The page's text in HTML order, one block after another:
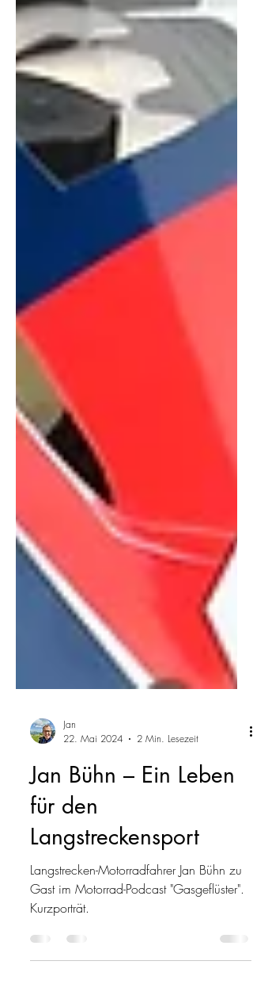
Jan
22. Mai 2024
Jan Bühn – Ein Leben
für den
Langstreckensport
Langstrecken-Motorradfahrer Jan Bühn zu
Gast im Motorrad-Podcast "Gasgeflüster".